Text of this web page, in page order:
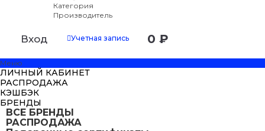
Категория
Производитель
Вход Учетная запись 0 ₽
Меню
ЛИЧНЫЙ КАБИНЕТ
РАСПРОДАЖА
КЭШБЭК
БРЕНДЫ
ВСЕ БРЕНДЫ
РАСПРОДАЖА